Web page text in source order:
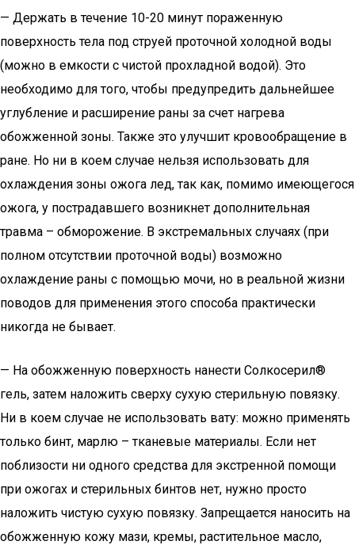
— Держать в течение 10-20 минут пораженную
поверхность тела под струей проточной холодной воды
(можно в емкости с чистой прохладной водой). Это
необходимо для того, чтобы предупредить дальнейшее
углубление и расширение раны за счет нагрева
обожженной зоны. Также это улучшит кровообращение в
ране. Но ни в коем случае нельзя использовать для
охлаждения зоны ожога лед, так как, помимо имеющегося
ожога, у пострадавшего возникнет дополнительная
травма – обморожение. В экстремальных случаях (при
полном отсутствии проточной воды) возможно
охлаждение раны с помощью мочи, но в реальной жизни
поводов для применения этого способа практически
никогда не бывает.
— На обожженную поверхность нанести Солкосерил®
гель, затем наложить сверху сухую стерильную повязку.
Ни в коем случае не использовать вату: можно применять
только бинт, марлю – тканевые материалы. Если нет
поблизости ни одного средства для экстренной помощи
при ожогах и стерильных бинтов нет, нужно просто
наложить чистую сухую повязку. Запрещается наносить на
обожженную кожу мази, кремы, растительное масло,